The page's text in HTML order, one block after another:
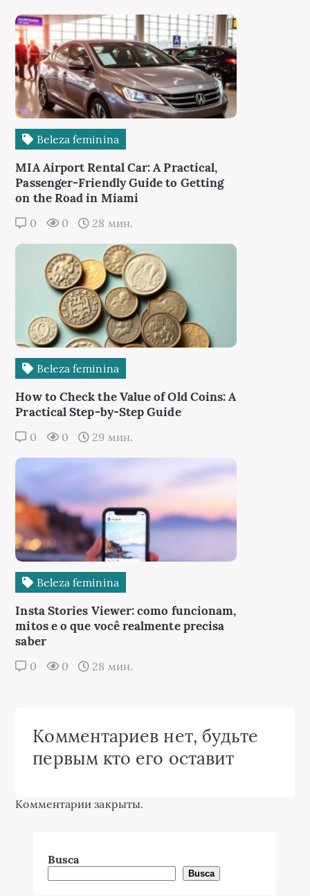
Beleza feminina
MIA Airport Rental Car: A Practical,
Passenger-Friendly Guide to Getting
on the Road in Miami
0 0 28 мин.
Beleza feminina
How to Check the Value of Old Coins: A
Practical Step-by-Step Guide
0 0 29 мин.
Beleza feminina
Insta Stories Viewer: como funcionam,
mitos e o que você realmente precisa
saber
0 0 28 мин.
Комментариев нет, будьте
первым кто его оставит
Комментарии закрыты.
Busca
Busca